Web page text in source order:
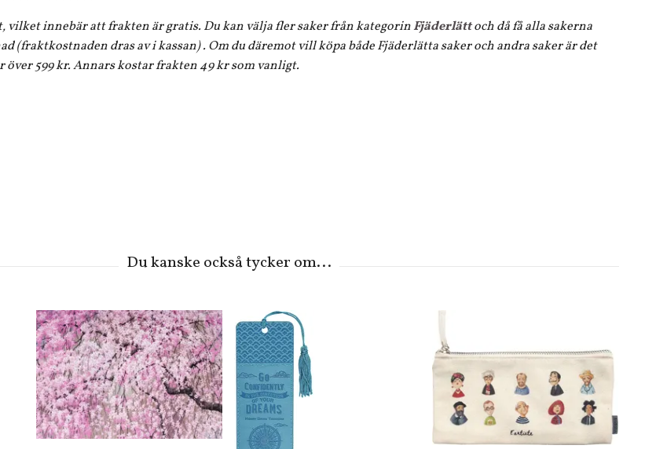
vilket innebär att frakten är gratis. Du kan välja fler saker från kategorinFjäderlättoch då få alla sakerna
(fraktkostnaden dras av i kassan) . Om du däremot vill köpa både Fjäderlätta saker och andra saker är det
599 kr. Annars kostar frakten 49 kr som vanligt.